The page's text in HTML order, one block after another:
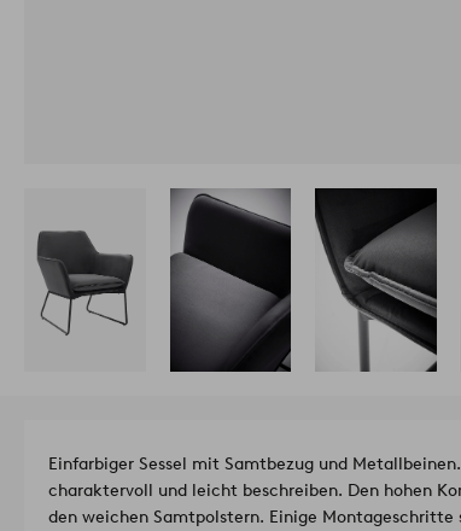
Einfarbiger Sessel mit Samtbezug und
charaktervoll und leicht beschreiben. Den hohen
den weichen Samtpolstern. Einige